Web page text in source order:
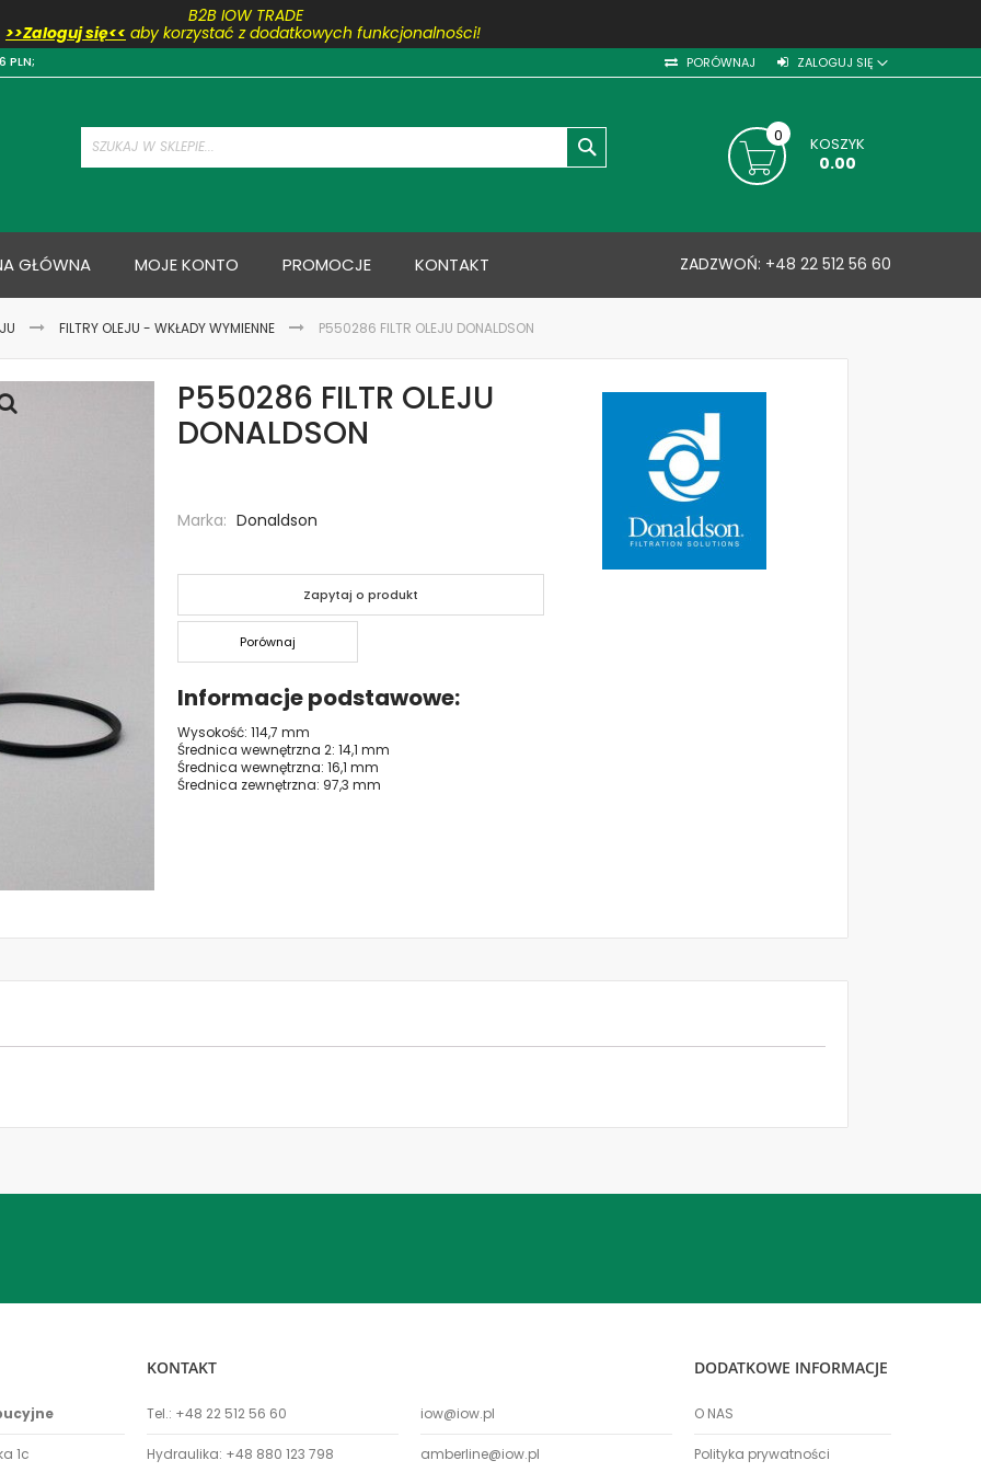
PLN;
do
PORÓWNAJ ZALOGUJ SIĘ
B2B IOW TRADE
>>Zaloguj się<< aby korzystać z dodatkowych funkcjonalności!
KOSZYK
0.00
0
GŁÓWNA MOJE KONTO PROMOCJE KONTAKT ZADZWOŃ: +48 22 512 56 60
FILTRY OLEJU - WKŁADY WYMIENNE P550286 FILTR OLEJU DONALDSON
P550286 FILTR OLEJU
DONALDSON
Marka Donaldson
Informacje podstawowe
Wysokość: 114,7 mm
Średnica wewnętrzna 2: 14,1 mm
Średnica wewnętrzna: 16,1 mm
Średnica zewnętrzna: 97,3 mm
Zapytaj o produkt
Porównaj
1c
KONTAKT
Tel.: +48 22 512 56 60
Hydraulika: +48 880 123 798
iow@iow.pl
amberline@iow.pl
DODATKOWE INFORMACJE
O NAS
Polityka prywatności